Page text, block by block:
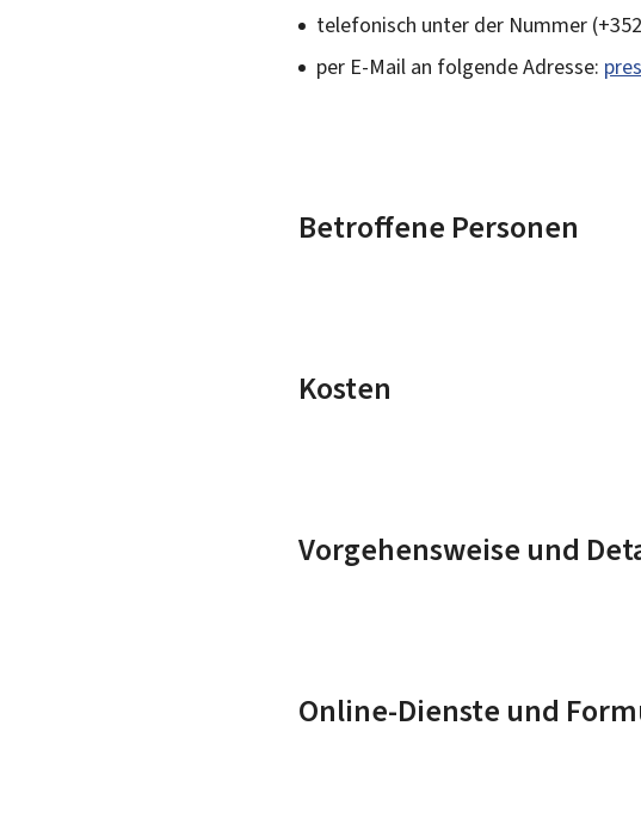
telefonisch unter der Nummer
per E-Mail an folgende Adresse:
Betroffene Personen
Kosten
Vorgehensweise und
Online-Dienste und